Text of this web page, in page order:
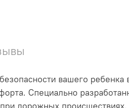
вашего ребенка
Специально